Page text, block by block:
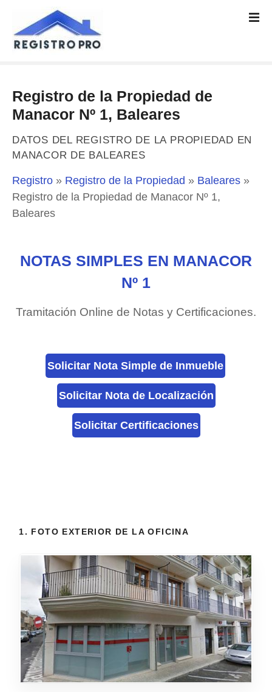
Registro de la Propiedad de
Manacor Nº 1, Baleares
DATOS DEL REGISTRO DE LA PROPIEDAD EN
MANACOR DE BALEARES
Registro » Registro de la Propiedad » Baleares »
Registro de la Propiedad de Manacor Nº 1,
Baleares
NOTAS SIMPLES EN MANACOR
Nº 1
Tramitación Online de Notas y Certificaciones.
Solicitar Nota Simple de Inmueble
Solicitar Nota de Localización
Solicitar Certificaciones
1. FOTO EXTERIOR DE LA OFICINA